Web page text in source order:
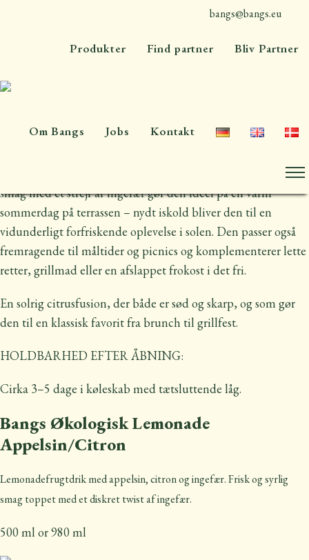
bangs@bangs.eu
+45 4576 7300
Produkter Find partner Bliv Partner
Om Bangs Jobs Kontakt
perfekte forfriskning til enhver lejlighed. Den friske, syrlige
smag med et strejf af ingefær gør den ideel på en varm
sommerdag på terrassen – nydt iskold bliver den til en
vidunderligt forfriskende oplevelse i solen. Den passer også
fremragende til måltider og picnics og komplementerer lette
retter, grillmad eller en afslappet frokost i det fri.
En solrig citrusfusion, der både er sød og skarp, og som gør
den til en klassisk favorit fra brunch til grillfest.
HOLDBARHED EFTER ÅBNING:
Cirka 3–5 dage i køleskab med tætsluttende låg.
Bangs Økologisk Lemonade
Appelsin/Citron
Lemonadefrugtdrik med appelsin, citron og ingefær. Frisk og syrlig
smag toppet med et diskret twist af ingefær.
500 ml or 980 ml